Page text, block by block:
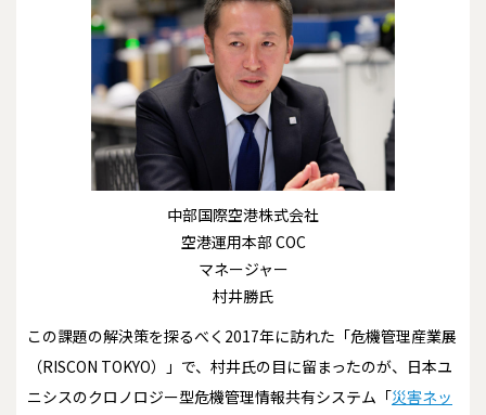
中部国際空港株式会社
空港運用本部 COC
マネージャー
村井勝氏
この課題の解決策を探るべく2017年に訪れた「危機管理産業展
（RISCON TOKYO）」で、村井氏の目に留まったのが、日本ユ
ニシスのクロノロジー型危機管理情報共有システム「災害ネッ